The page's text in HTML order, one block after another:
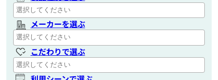
メーカーを選ぶ
こだわりで選ぶ